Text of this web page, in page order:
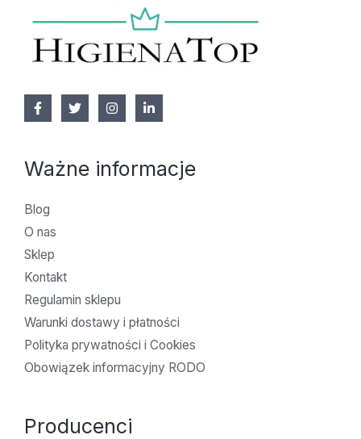
Ważne informacje
Blog
O nas
Sklep
Kontakt
Regulamin sklepu
Warunki dostawy i płatności
Polityka prywatności i Cookies
Obowiązek informacyjny RODO
Producenci